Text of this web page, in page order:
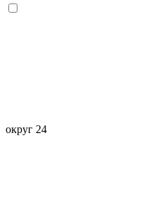
округ 24